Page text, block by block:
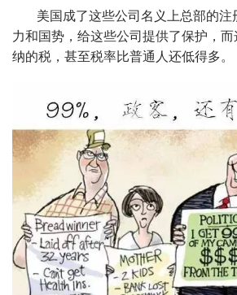
美国成了这些公司名义上总部的
力和国势，给这些公司提供了保护，
纳的税，甚至税率比普通人还低得多。